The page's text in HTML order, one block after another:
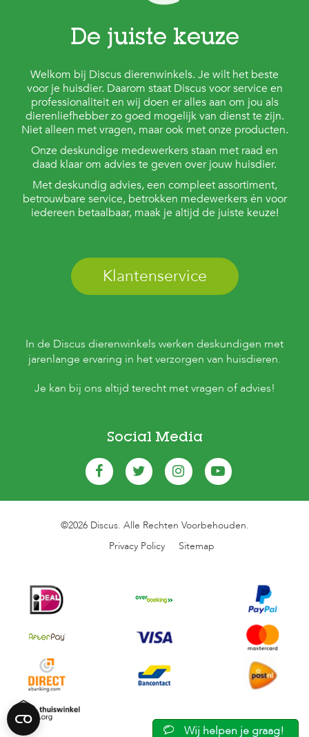
De juiste keuze
Welkom bij Discus dierenwinkels. Je wilt het beste
voor je huisdier. Daarom staat Discus voor service en
professionaliteit en wij doen er alles aan om jou als
dierenliefhebber zo goed mogelijk van dienst te zijn.
Niet alleen met vragen, maar ook met onze producten.
Onze deskundige medewerkers staan met raad en
daad klaar om advies te geven over jouw huisdier.
Met deskundig advies, een compleet assortiment,
betrouwbare service, betrokken medewerkers én voor
iedereen betaalbaar, maak je altijd de juiste keuze!
Klantenservice
In de Discus dierenwinkels werken deskundigen met
jarenlange ervaring in het verzorgen van huisdieren.
Je kan bij ons altijd terecht met vragen of advies!
Social Media
©2026 Discus. Alle Rechten Voorbehouden.
Privacy Policy
Sitemap
Wij helpen je graag!